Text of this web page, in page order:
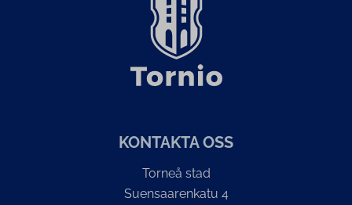
KONTAKTA OSS
Torneå stad
Suensaarenkatu 4